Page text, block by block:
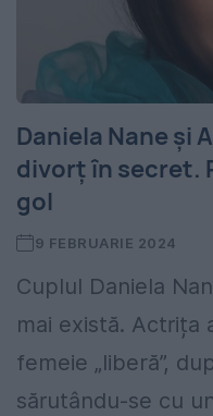
Daniela Nane și
divorț în secret.
gol
9 FEBRUARIE 2024
Cuplul Daniela
mai există. Actrița
femeie „liberă”,
sărutându-se cu